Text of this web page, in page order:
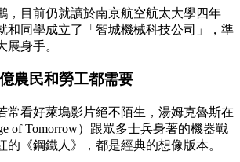
，目前仍就讀於南京航空航太大學四年
和同學成立了「智城機械科技公司」，準
展身手。
農民和勞工都需要
常看好萊塢影片絕不陌生，湯姆克魯斯在
of Tomorrow）跟眾多士兵身著的機器戰
的《鋼鐵人》，都是經典的想像版本。